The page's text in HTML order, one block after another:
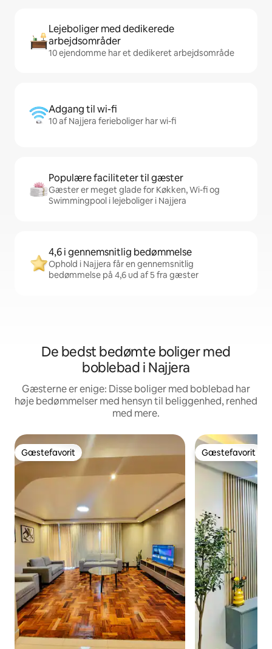
Lejeboliger med dedikerede
arbejdsområder
10 ejendomme har et dedikeret arbejdsområde
Adgang til wi-fi
10 af Najjera ferieboliger har wi-fi
Populære faciliteter til gæster
Gæster er meget glade for Køkken, Wi-fi og
Swimmingpool i lejeboliger i Najjera
4,6 i gennemsnitlig bedømmelse
Ophold i Najjera får en gennemsnitlig
bedømmelse på 4,6 ud af 5 fra gæster
De bedst bedømte boliger med
boblebad i Najjera
Gæsterne er enige: Disse boliger med boblebad har
høje bedømmelser med hensyn til beliggenhed, renhed
med mere.
Gæstefavorit
Gæstefavorit Gæstefavorit
Gæstefavorit